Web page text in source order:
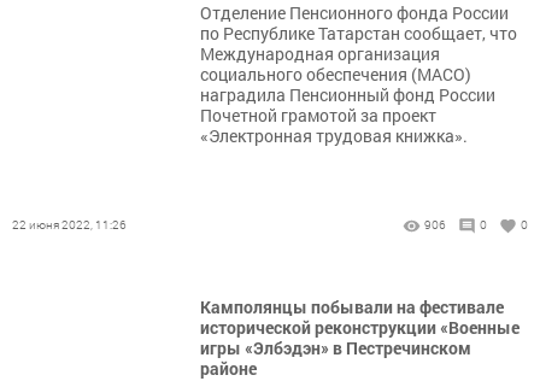
Отделение Пенсионного фонда России
по Республике Татарстан сообщает, что
Международная организация
социального обеспечения (МАСО)
наградила Пенсионный фонд России
Почетной грамотой за проект
«Электронная трудовая книжка».
22 июня 2022, 11:26 906 0 0
Камполянцы побывали на фестивале
исторической реконструкции «Военные
игры «Элбэдэн» в Пестречинском
районе